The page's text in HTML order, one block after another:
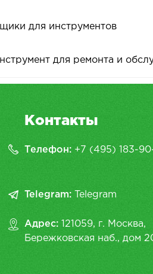
для инструментов
для ремонта и
Контакты
Телефон: +7 (495) 183-
Telegram: Telegram
Адрес: 121059, г. Москва,
Бережковская наб., дом